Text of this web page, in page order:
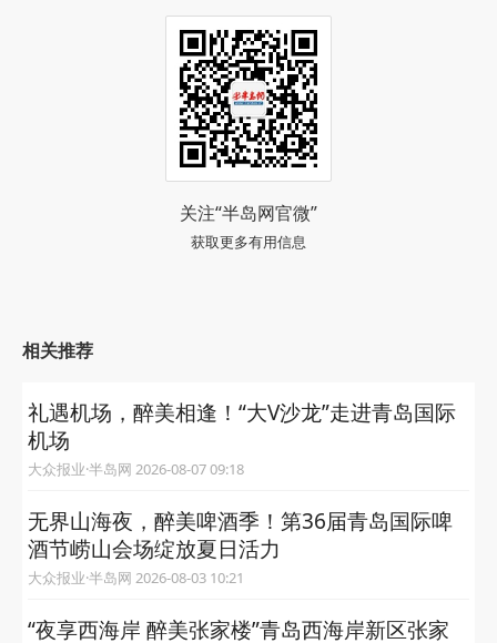
（文/半岛全媒体记者 殷红艳 图/摄影师 侯威
获取更多有用信息
相关推荐